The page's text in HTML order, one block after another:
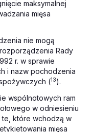
maksymalnej
mięsa
nie mogą
Rady
r. w sprawie
i nazw pochodzenia
(13).
wspólnotowych ram
w odniesieniu
te, które wchodzą w
mięsa